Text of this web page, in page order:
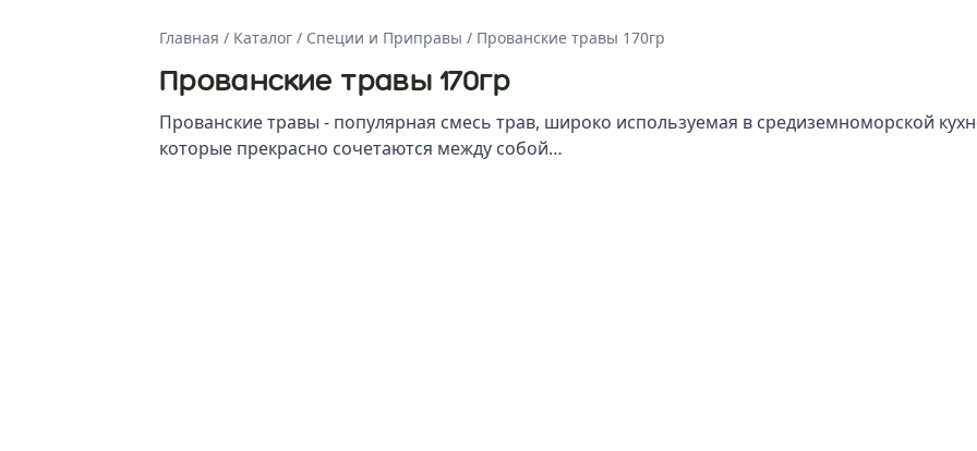
Главная / Каталог / Специи и Приправы / Прованские травы 170гр
Прованские травы 170гр
Прованские травы - популярная смесь трав, широко используемая в средиземноморской
которые прекрасно сочетаются между собой…